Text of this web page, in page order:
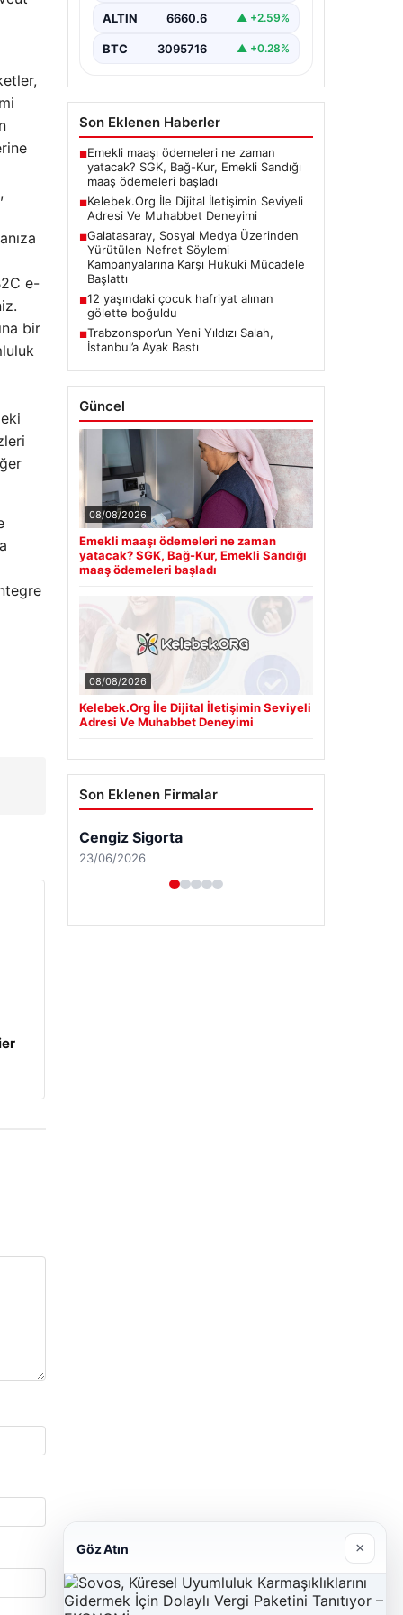
e-
bir
olarak…
ALTIN 6660.6 ▲ +2.59%
BTC 3095716 ▲ +0.28%
Son Eklenen Haberler
■Emekli maaşı ödemeleri ne zaman
yatacak? SGK, Bağ-Kur, Emekli Sandığı
maaş ödemeleri başladı
■Kelebek.Org İle Dijital İletişimin Seviyeli
Adresi Ve Muhabbet Deneyimi
■Galatasaray, Sosyal Medya Üzerinden
Yürütülen Nefret Söylemi
Kampanyalarına Karşı Hukuki Mücadele
Başlattı
■12 yaşındaki çocuk hafriyat alınan
gölette boğuldu
■Trabzonspor’un Yeni Yıldızı Salah,
İstanbul’a Ayak Bastı
Güncel
08/08/2026
Emekli maaşı ödemeleri ne zaman
yatacak? SGK, Bağ-Kur, Emekli Sandığı
maaş ödemeleri başladı
08/08/2026
Kelebek.Org İle Dijital İletişimin Seviyeli
Adresi Ve Muhabbet Deneyimi
Son Eklenen Firmalar
Cengiz Sigorta
23/06/2026
Göz Atın ×